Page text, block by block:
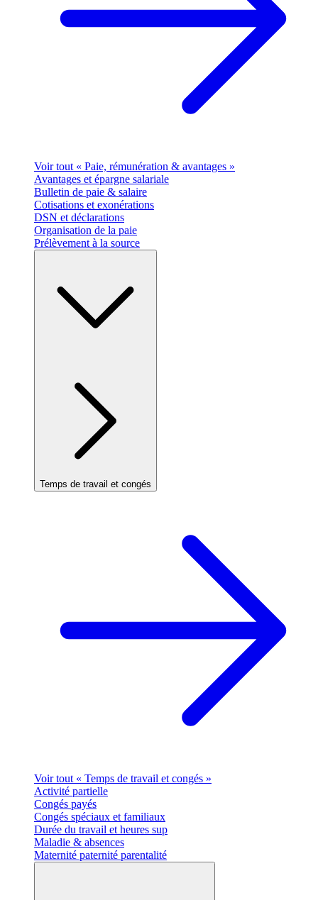
Voir tout « Paie, rémunération & avantages »
Avantages et épargne salariale
Bulletin de paie & salaire
Cotisations et exonérations
DSN et déclarations
Organisation de la paie
Prélèvement à la source
Temps de travail et congés
Voir tout « Temps de travail et congés »
Activité partielle
Congés payés
Congés spéciaux et familiaux
Durée du travail et heures sup
Maladie & absences
Maternité paternité parentalité